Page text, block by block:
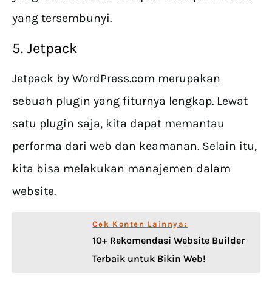
yang tersembunyi.
5. Jetpack
Jetpack by WordPress.com merupakan
sebuah plugin yang fiturnya lengkap. Lewat
satu plugin saja, kita dapat memantau
performa dari web dan keamanan. Selain itu,
kita bisa melakukan manajemen dalam
website.
Cek Konten Lainnya:
10+ Rekomendasi Website Builder
Terbaik untuk Bikin Web!